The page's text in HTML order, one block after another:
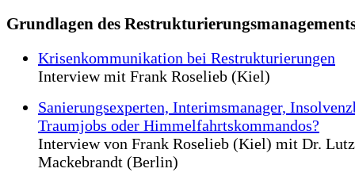
Grundlagen des
Krisenkommunikation bei Restrukturierungen
Interview mit Frank Roselieb (Kiel)
Sanierungsexperten, Interimsmanager,
Traumjobs oder Himmelfahrtskommandos?
Interview von Frank Roselieb (Kiel) mit Dr. Lutz
Mackebrandt (Berlin)